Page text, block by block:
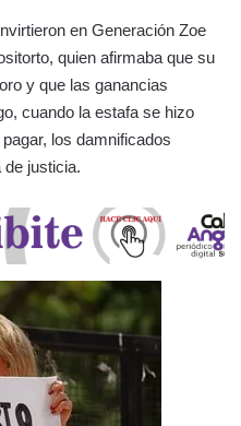
en Generación Zoe
quien afirmaba que su
y que las ganancias
cuando la estafa se hizo
los damnificados
de justicia.